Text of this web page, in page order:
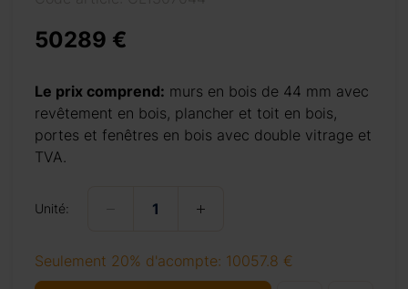
50289 €
Le prix comprend: murs en bois de 44 mm avec
revêtement en bois, plancher et toit en bois,
portes et fenêtres en bois avec double vitrage et
TVA.
Unité:
Seulement 20% d'acompte: 10057.8 €
276 €
276 €